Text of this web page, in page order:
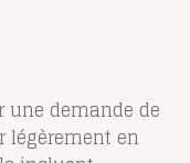
une demande de
légèrement en